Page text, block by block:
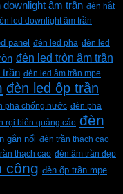
downlight âm trần đèn hắt
led downlight âm trần
panel đèn led pha đèn led
đèn led tròn âm trần
trần đèn led âm trần mpe
đèn led ốp trần
pha chống nước đèn pha
rọi biển quảng cáo đèn
gắn nổi đèn trần thạch cao
thạch cao đèn âm trần đẹp
công đèn ốp trần mpe